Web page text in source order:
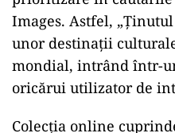
O vitrină digitală
patrimoniul